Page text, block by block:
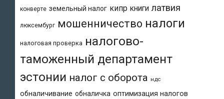
конверте земельный налог кипр книги латвия
люксембург мошенничество налоги
налоговая проверка налогово-
таможенный департамент
эстонии налог с оборота ндс
обналичивание обналичка оптимизация налогов